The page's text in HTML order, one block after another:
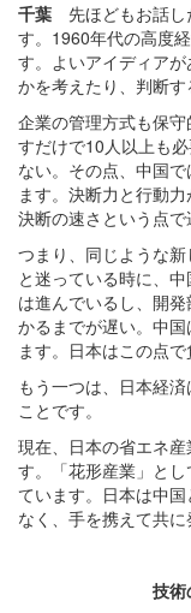
千葉 先ほどもお話し
す。1960年代の高度
す。よいアイディア
かを考えたり、判断す
企業の管理方式も保
すだけで10人以上も
ない。その点、中国
ます。決断力と行動
決断の速さという点で
つまり、同じような
と迷っている時に、
は進んでいるし、開
かるまでが遅い。中
ます。日本はこの点で
もう一つは、日本経
ことです。
現在、日本の省エネ
す。「花形産業」と
ています。日本は中
なく、手を携えて共に
技術